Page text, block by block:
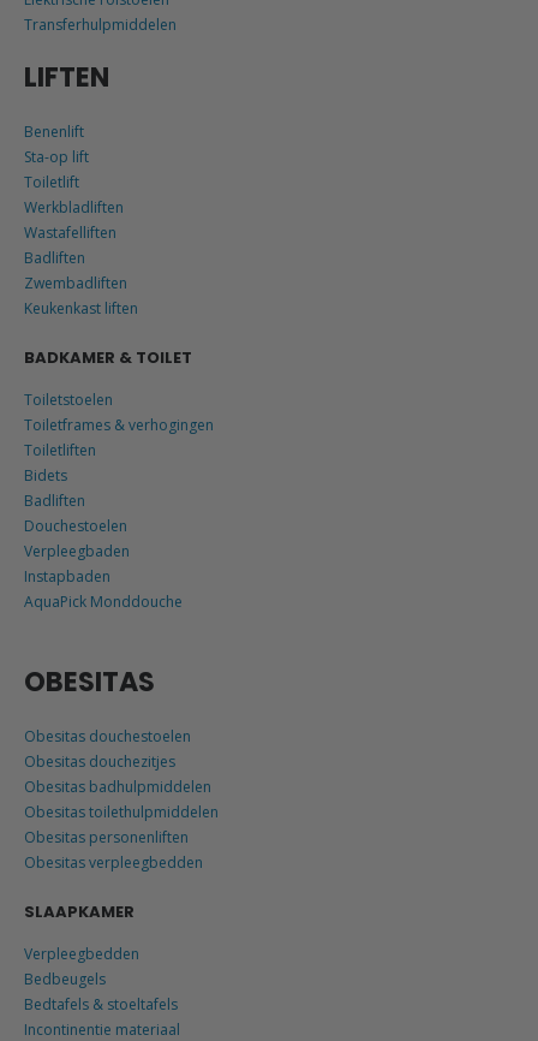
Transferhulpmiddelen
LIFTEN
Benenlift
Sta-op lift
Toiletlift
Werkbladliften
Wastafelliften
Badliften
Zwembadliften
Keukenkast liften
BADKAMER & TOILET
Toiletstoelen
Toiletframes & verhogingen
Toiletliften
Bidets
Badliften
Douchestoelen
Verpleegbaden
Instapbaden
AquaPick Monddouche
OBESITAS
Obesitas douchestoelen
Obesitas douchezitjes
Obesitas badhulpmiddelen
Obesitas toilethulpmiddelen
Obesitas personenliften
Obesitas verpleegbedden
SLAAPKAMER
Verpleegbedden
Bedbeugels
Bedtafels & stoeltafels
Incontinentie materiaal